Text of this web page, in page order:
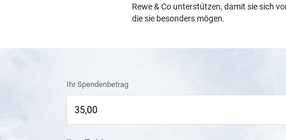
Rewe & Co unterstützen, damit sie sich
die sie besonders mögen.
Ihr Spendenbetrag